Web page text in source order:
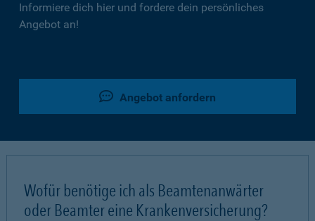
Informiere dich hier und fordere dein persönliches
Angebot an!
Angebot anfordern
Wofür benötige ich als Beamtenanwärter
oder Beamter eine Krankenversicherung?